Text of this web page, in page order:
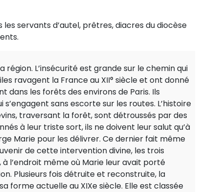
les servants d’autel, prêtres, diacres du diocèse
région. L’insécurité est grande sur le chemin qui
ravagent la France au XII° siècle et ont donné
dans les forêts des environs de Paris. Ils
sans escorte sur les routes. L’histoire
traversant la forêt, sont détroussés par des
à leur triste sort, ils ne doivent leur salut qu’à
Marie pour les délivrer. Ce dernier fait même
de cette intervention divine, les trois
l’endroit même où Marie leur avait porté
Plusieurs fois détruite et reconstruite, la
actuelle au XIXe siècle. Elle est classée